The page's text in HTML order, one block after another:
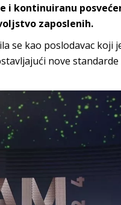
i kontinuiranu
zaposlenih.
se kao poslodavac koji
nove